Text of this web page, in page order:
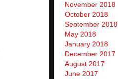
November 2018
October 2018
September 2018
May 2018
January 2018
December 2017
August 2017
June 2017